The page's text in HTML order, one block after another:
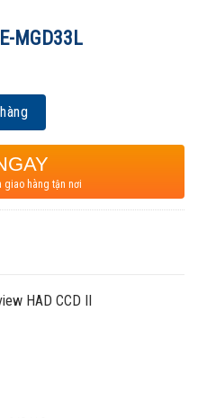
MGD33L
giao hàng tận nơi
HAD CCD II